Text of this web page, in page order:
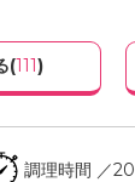
(111)
調理時間 ／